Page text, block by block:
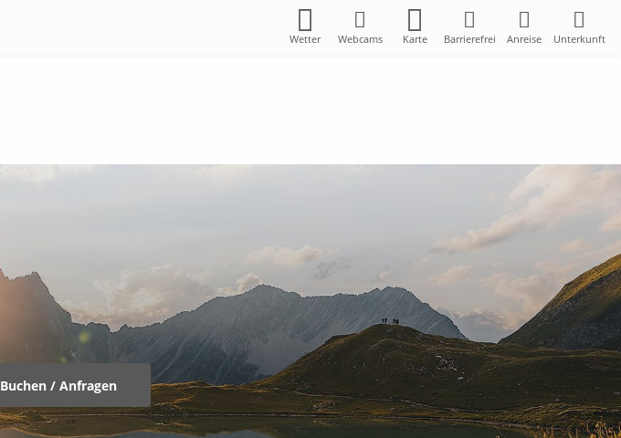
Wetter Webcams Karte Barrierefrei Anreise Unterkunft
/ Anfragen